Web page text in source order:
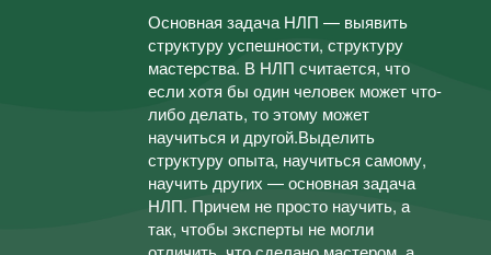
Основная задача НЛП — выявить
структуру успешности, структуру
мастерства. В НЛП считается, что
если хотя бы один человек может что-
либо делать, то этому может
научиться и другой.Выделить
структуру опыта, научиться самому,
научить других — основная задача
НЛП. Причем не просто научить, а
так, чтобы эксперты не могли